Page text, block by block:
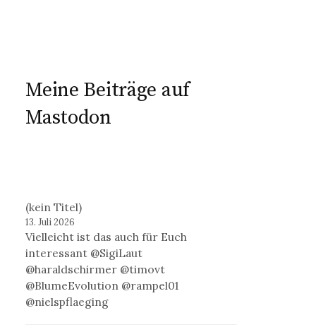
Meine Beiträge auf
Mastodon
(kein Titel)
13. Juli 2026
Vielleicht ist das auch für Euch
interessant @SigiLaut
@haraldschirmer @timovt
@BlumeEvolution @rampel01
@nielspflaeging